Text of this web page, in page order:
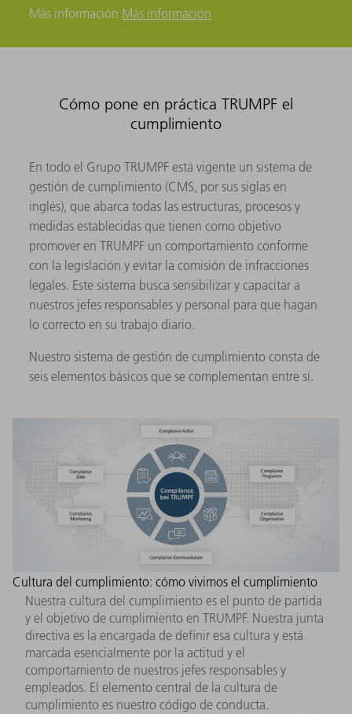
Más información Más información
Cómo pone en práctica TRUMPF el
cumplimiento
En todo el Grupo TRUMPF está vigente un sistema de
gestión de cumplimiento (CMS, por sus siglas en
inglés), que abarca todas las estructuras, procesos y
medidas establecidas que tienen como objetivo
promover en TRUMPF un comportamiento conforme
con la legislación y evitar la comisión de infracciones
legales. Este sistema busca sensibilizar y capacitar a
nuestros jefes responsables y personal para que hagan
lo correcto en su trabajo diario.
Nuestro sistema de gestión de cumplimiento consta de
seis elementos básicos que se complementan entre sí.
Cultura del cumplimiento: cómo vivimos el cumplimiento
Nuestra cultura del cumplimiento es el punto de partida
y el objetivo de cumplimiento en TRUMPF. Nuestra junta
directiva es la encargada de definir esa cultura y está
marcada esencialmente por la actitud y el
comportamiento de nuestros jefes responsables y
empleados. El elemento central de la cultura de
cumplimiento es nuestro código de conducta.